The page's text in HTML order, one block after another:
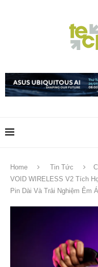
Home Tin Tức
VOID WIRELESS V2 Tích
Pin Dài Và Trải Nghiệm Êm